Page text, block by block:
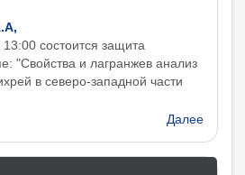
состоится защита
"Свойства и лагранжев анализ
в северо-западной части
Далее